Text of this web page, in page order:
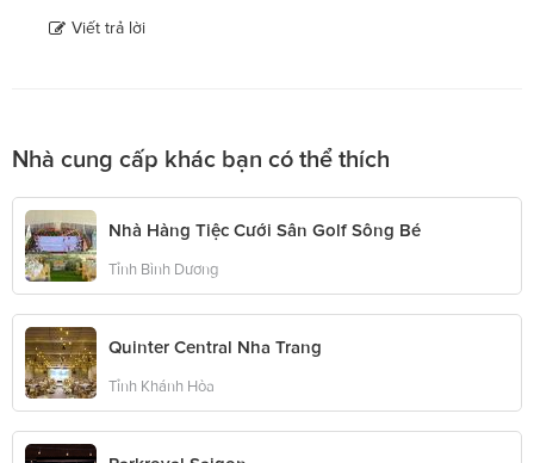
Viết trả lời
Nhà cung cấp khác bạn có thể thích
Nhà Hàng Tiệc Cưới Sân Golf Sông Bé
Tỉnh Bình Dương
Quinter Central Nha Trang
Tỉnh Khánh Hòa